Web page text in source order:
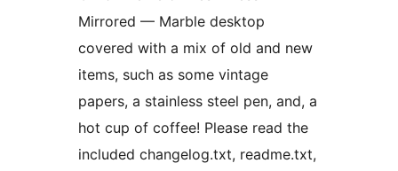
Mirrored — Marble desktop
covered with a mix of old and new
items, such as some vintage
papers, a stainless steel pen, and, a
hot cup of coffee! Please read the
included changelog.txt, readme.txt,